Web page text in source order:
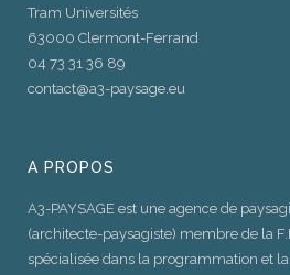
Tram Universités
63000 Clermont-Ferrand
04 73 31 36 89
contact@a3-paysage.eu
A PROPOS
A3-PAYSAGE est une agence de
(architecte-paysagiste) membre de la
spécialisée dans la programmation et